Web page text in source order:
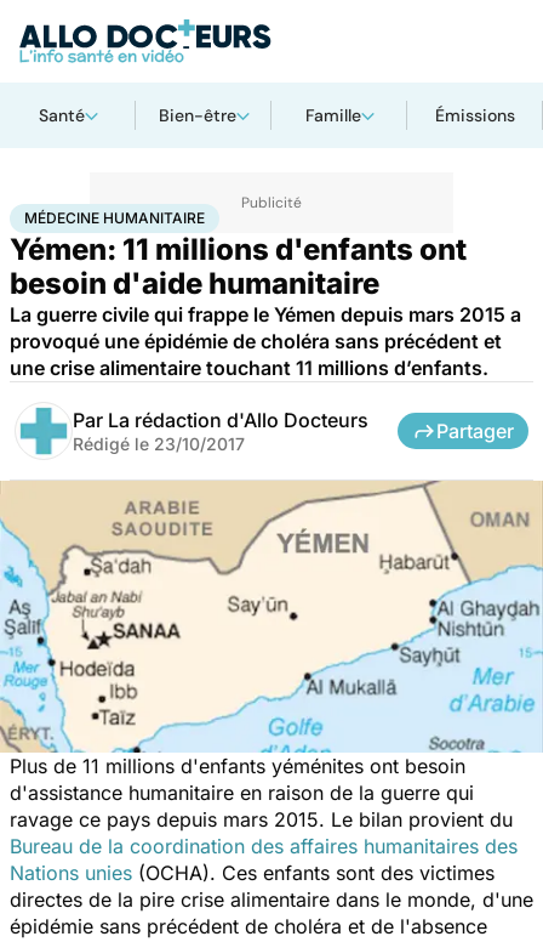
Santé Bien-être Famille Émissions
AccueilSantéMédecine humanitaire
MÉDECINE HUMANITAIRE
Yémen: 11 millions d'enfants ont
besoin d'aide humanitaire
La guerre civile qui frappe le Yémen depuis mars 2015 a
provoqué une épidémie de choléra sans précédent et
une crise alimentaire touchant 11 millions d’enfants.
Par La rédaction d'Allo Docteurs
Rédigé le 23/10/2017
Partager
Plus de 11 millions d'enfants yéménites ont besoin
d'assistance humanitaire en raison de la guerre qui
ravage ce pays depuis mars 2015. Le bilan provient du
Bureau de la coordination des affaires humanitaires des
Nations unies (OCHA). Ces enfants sont des victimes
directes de la pire crise alimentaire dans le monde, d'une
épidémie sans précédent de choléra et de l'absence